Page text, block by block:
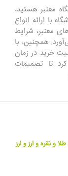
معتبر هستید،
با ارائه انواع
معتبر، شرایط
همچنین، با
خرید در زمان
تا تصمیمات
و نقره و ارز و ارز